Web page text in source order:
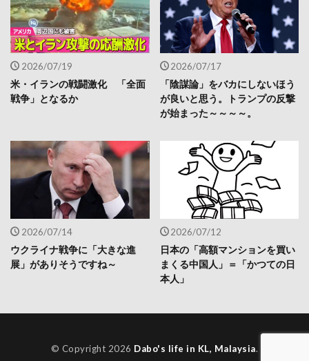
2026/07/19
米・イランの戦闘激化 「全面
戦争」となるか
2026/07/17
「陰謀論」をバカにしないほう
が良いと思う。トランプの反撃
が始まった～～～～。
2026/07/14
ウクライナ戦争に「大きな進
展」がありそうですね～
2026/07/12
日本の「高額マンションを買い
まくる中国人」＝「かつての日
本人」
© Copyright 2026 Dabo's life in KL, Malaysia.